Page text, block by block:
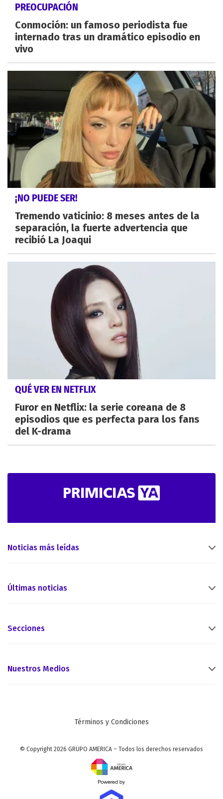
PREOCUPACIÓN
Conmoción: un famoso periodista fue
internado tras un dramático episodio en
vivo
¡NO PUEDE SER!
Tremendo vaticinio: 8 meses antes de la
separación, la fuerte advertencia que
recibió La Joaqui
QUÉ VER EN NETFLIX
Furor en Netflix: la serie coreana de 8
episodios que es perfecta para los fans
del K-drama
Noticias más leídas
Últimas noticias
Secciones
Nuestros Medios
Términos y Condiciones
© Copyright 2026 GRUPO AMERICA – Todos los derechos reservados